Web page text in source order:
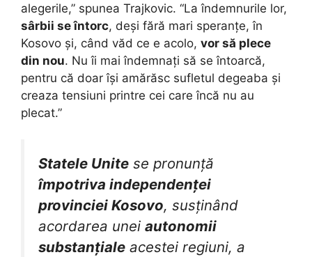
alegerile,” spunea Trajkovic. “La îndemnurile lor,
sârbii se întorc, deși fără mari speranțe, în
Kosovo și, când văd ce e acolo, vor să plece
din nou. Nu îi mai îndemnați să se întoarcă,
pentru că doar își amărăsc sufletul degeaba și
creaza tensiuni printre cei care încă nu au
plecat.”
Statele Unite se pronunță
împotriva independenței
provinciei Kosovo, susținând
acordarea unei autonomii
substanțiale acestei regiuni, a